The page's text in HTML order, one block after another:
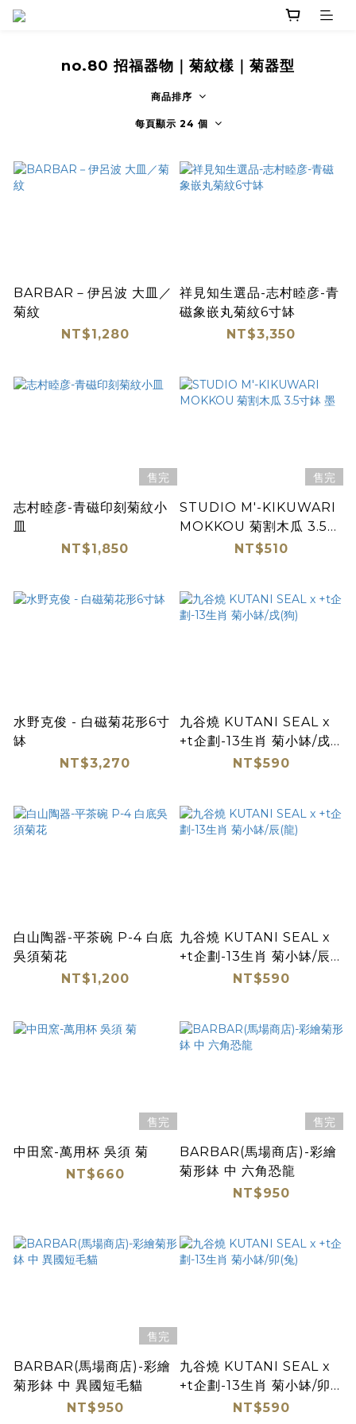
no.80 招福器物｜菊紋樣｜菊器型
商品排序
每頁顯示 24 個
BARBAR－伊呂波 大皿／
菊紋
NT$1,280
祥見知生選品-志村睦彦-青
磁象嵌丸菊紋6寸缽
NT$3,350
售完
志村睦彦-青磁印刻菊紋小
皿
NT$1,850
售完
STUDIO M'-KIKUWARI
MOKKOU 菊割木瓜 3.5寸
NT$510
水野克俊 - 白磁菊花形6寸
缽
NT$3,270
九谷燒 KUTANI SEAL x
+t企劃-13生肖 菊小缽/戌
NT$590
白山陶器-平茶碗 P-4 白底
吳須菊花
NT$1,200
九谷燒 KUTANI SEAL x
+t企劃-13生肖 菊小缽/辰
NT$590
售完
中田窯-萬用杯 吳須 菊
NT$660
售完
BARBAR(馬場商店)-彩繪
菊形鉢 中 六角恐龍
NT$950
售完
BARBAR(馬場商店)-彩繪
菊形鉢 中 異國短毛貓
NT$950
九谷燒 KUTANI SEAL x
+t企劃-13生肖 菊小缽/卯
NT$590